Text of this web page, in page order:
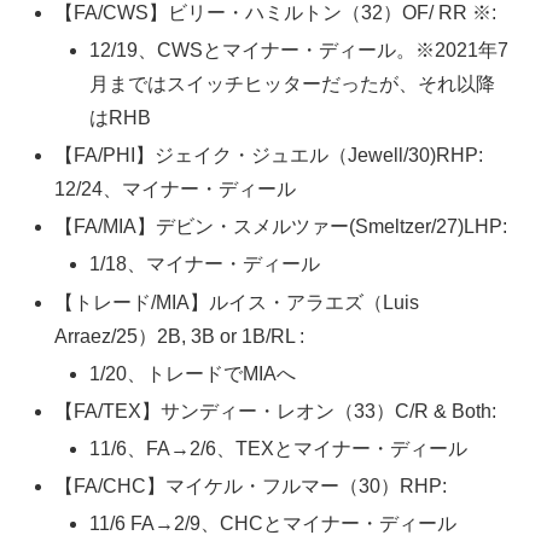
【FA/CWS】ビリー・ハミルトン（32）OF/ RR ※:
12/19、CWSとマイナー・ディール。※2021年7
月まではスイッチヒッターだったが、それ以降
はRHB
【FA/PHI】ジェイク・ジュエル（Jewell/30)RHP:
12/24、マイナー・ディール
【FA/MIA】デビン・スメルツァー(Smeltzer/27)LHP:
1/18、マイナー・ディール
【トレード/MIA】ルイス・アラエズ（Luis
Arraez/25）2B, 3B or 1B/RL :
1/20、トレードでMIAへ
【FA/TEX】サンディー・レオン（33）C/R & Both:
11/6、FA→2/6、TEXとマイナー・ディール
【FA/CHC】マイケル・フルマー（30）RHP:
11/6 FA→2/9、CHCとマイナー・ディール